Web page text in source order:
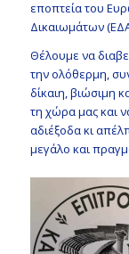
εποπτεία του
Δικαιωμάτων
Θέλουμε να
την ολόθερμη,
δίκαιη, βιώσιμη
τη χώρα μας και
αδιέξοδα κι
μεγάλο και